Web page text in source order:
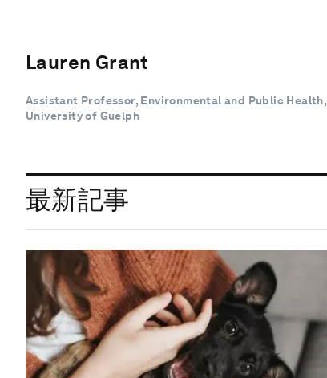
Lauren Grant
Assistant Professor, Environmental and Public Health,
University of Guelph
最新記事